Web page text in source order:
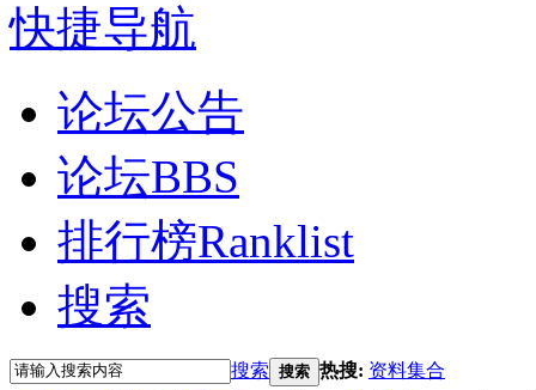
快捷导航
论坛公告
论坛BBS
排行榜Ranklist
搜索
搜索 搜索 热搜: 资料集合